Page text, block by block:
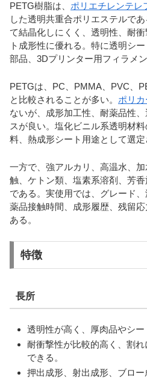
PETG樹脂は、 ポリエチレンテレ
した透明共重合ポリエステルで
て結晶化しにくく、透明性、耐
ト成形性に優れる。特に透明シ
部品、3Dプリンター用フィラメ
PETGは、PC、PMMA、PVC、
と比較されることが多い。 ポリカ
ないが、成形加工性、耐薬品性
スが良い。塩化ビニル系透明材
料、熱成形シート用途として選定
一方で、強アルカリ、高温水、
触、ケトン類、塩素系溶剤、芳
である。実使用では、グレード、
薬品接触時間、成形履歴、残留
ある。
特徴
長所
透明性が高く、厚肉品やシー
耐衝撃性が比較的高く、割
できる。
押出成形、射出成形、ブロ